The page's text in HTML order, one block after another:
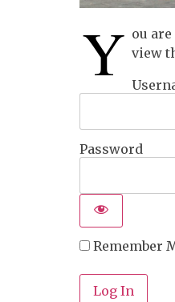
Y ou
view
Password
Remember